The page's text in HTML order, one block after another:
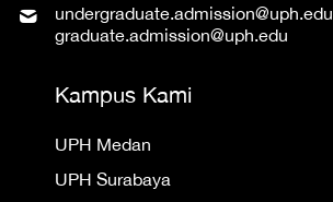
undergraduate.admission@uph.edu
graduate.admission@uph.edu
Kampus Kami
UPH Medan
UPH Surabaya